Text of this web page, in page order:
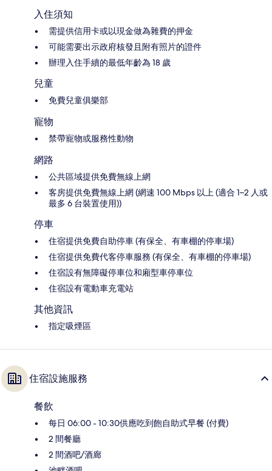
入住須知
需提供信用卡或以現金做為雜費的押金
可能需要出示政府核發且附有照片的證件
辦理入住手續的最低年齡為 18 歲
兒童
免費兒童俱樂部
寵物
禁帶寵物或服務性動物
網路
公共區域提供免費無線上網
客房提供免費無線上網 (網速 100 Mbps 以上 (適合 1–2 人或
最多 6 台裝置使用))
停車
住宿提供免費自助停車 (有保全、有車棚的停車場)
住宿提供免費代客停車服務 (有保全、有車棚的停車場)
住宿設有無障礙停車位和廂型車停車位
住宿設有電動車充電站
其他資訊
指定吸煙區
住宿設施服務
餐飲
每日 06:00 - 10:30供應吃到飽自助式早餐 (付費)
2 間餐廳
2 間酒吧/酒廊